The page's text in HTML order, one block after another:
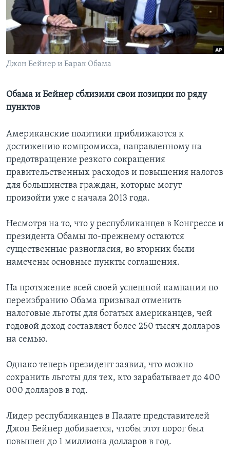
Learning English
СОЦИАЛЬНЫЕ СЕТИ
Языки
Джон Бейнер и Барак Обама
Обама и Бейнер сблизили свои позиции по ряду
пунктов
Американские политики приближаются к
достижению компромисса, направленному на
предотвращение резкого сокращения
правительственных расходов и повышения налогов
для большинства граждан, которые могут
произойти уже с начала 2013 года.
Несмотря на то, что у республиканцев в Конгрессе и
президента Обамы по-прежнему остаются
существенные разногласия, во вторник были
намечены основные пункты соглашения.
На протяжение всей своей успешной кампании по
переизбранию Обама призывал отменить
налоговые льготы для богатых американцев, чей
годовой доход составляет более 250 тысяч долларов
на семью.
Однако теперь президент заявил, что можно
сохранить льготы для тех, кто зарабатывает до 400
000 долларов в год.
Лидер республиканцев в Палате представителей
Джон Бейнер добивается, чтобы этот порог был
повышен до 1 миллиона долларов в год.